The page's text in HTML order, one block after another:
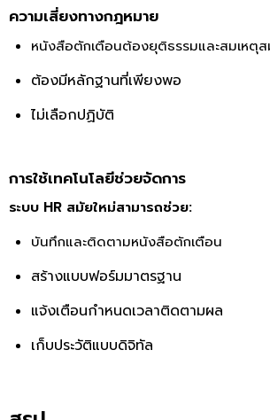
ความเสี่ยงทางกฎหมาย
หนังสือตักเตือนต้องยุติธรรมและสมเหตุ
ต้องมีหลักฐานที่เพียงพอ
ไม่เลือกปฏิบัติ
การใช้เทคโนโลยีช่วยจัดการ
ระบบ HR สมัยใหม่สามารถช่วย:
บันทึกและติดตามหนังสือตักเตือน
สร้างแบบฟอร์มมาตรฐาน
แจ้งเตือนกำหนดเวลาติดตามผล
เก็บประวัติแบบดิจิทัล